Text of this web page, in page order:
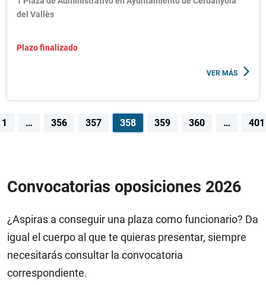
del Vallès
Plazo finalizado
VER MÁS
Navegación
1 … 356 357 358 359 360 … 401
Convocatorias oposiciones 2026
¿Aspiras a conseguir una plaza como funcionario? Da
igual el cuerpo al que te quieras presentar, siempre
necesitarás consultar la convocatoria
correspondiente.